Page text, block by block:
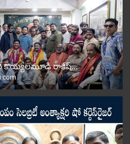
కొయ్యలమూడి రాకేష్‌…